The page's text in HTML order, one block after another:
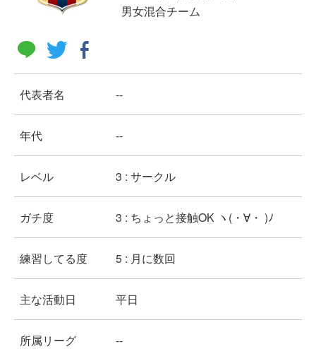
男女混合チーム
代表者名 --
年代 --
レベル 3 : サークル
ガチ度 3 : ちょっと接触OK ヽ(・∀・ )ﾉ
練習してる度 5 : 月に数回
主な活動日 平日
所属リーグ --